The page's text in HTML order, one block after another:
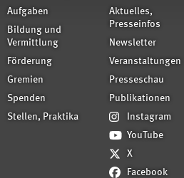
Aufgaben
Bildung und
Vermittlung
Förderung
Gremien
Spenden
Stellen, Praktika
Aktuelles,
Presseinfos
Newsletter
Veranstaltungen
Presseschau
Publikationen
Instagram
YouTube
X
Facebook